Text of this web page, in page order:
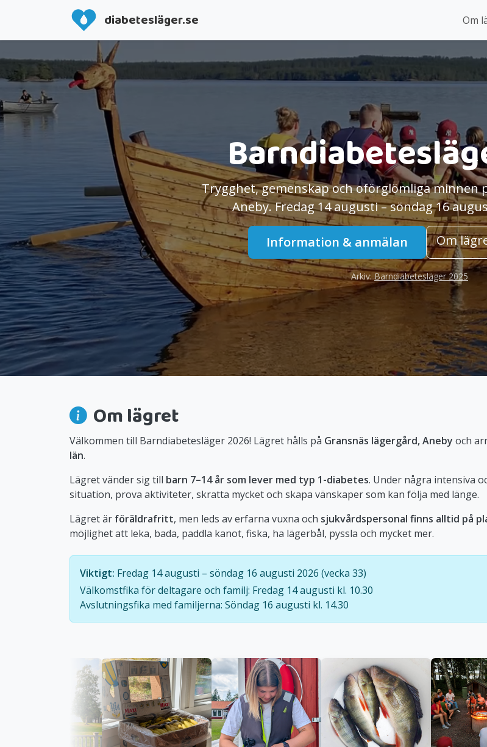
diabetesläger.se Om
Trygghet, gemenskap och oförglömliga minnen
Aneby.Fredag 14 augusti – söndag 16
Information & anmälan Om
Arkiv: Barndiabetesläger 2025
Om lägret
Välkommen till Barndiabetesläger 2026! Lägret hålls på Gransnäs lägergård, Aneby och
län.
Lägret vänder sig till barn 7–14 år som lever med typ 1-diabetes. Under några intensiva
situation, prova aktiviteter, skratta mycket och skapa vänskaper som kan följa med länge.
Lägret är föräldrafritt, men leds av erfarna vuxna och sjukvårdspersonal finns alltid på
möjlighet att leka, bada, paddla kanot, fiska, ha lägerbål, pyssla och mycket mer.
Viktigt: Fredag 14 augusti – söndag 16 augusti 2026 (vecka 33)
Välkomstfika för deltagare och familj: Fredag 14 augusti kl. 10.30
Avslutningsfika med familjerna: Söndag 16 augusti kl. 14.30